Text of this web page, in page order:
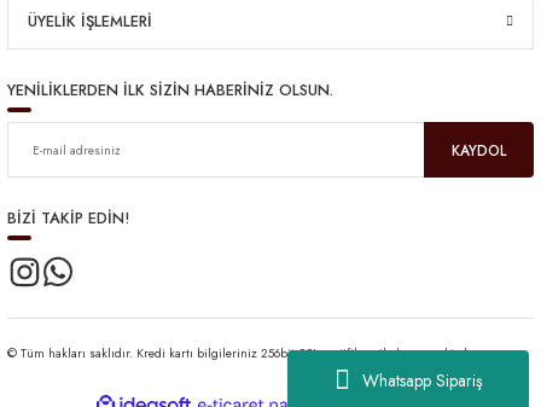
Whatsapp Sipariş
ÜYELİK İŞLEMLERİ
YENİLİKLERDEN İLK SİZİN HABERİNİZ OLSUN.
KAYDOL
BİZİ TAKİP EDİN!
© Tüm hakları saklıdır. Kredi kartı bilgileriniz 256bit SSL sertifikası ile korunmaktadır.
ideasoft